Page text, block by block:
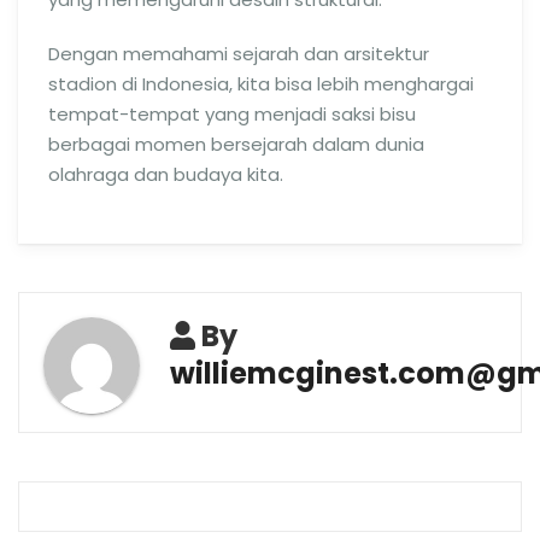
Dengan memahami sejarah dan arsitektur
stadion di Indonesia, kita bisa lebih menghargai
tempat-tempat yang menjadi saksi bisu
berbagai momen bersejarah dalam dunia
olahraga dan budaya kita.
By